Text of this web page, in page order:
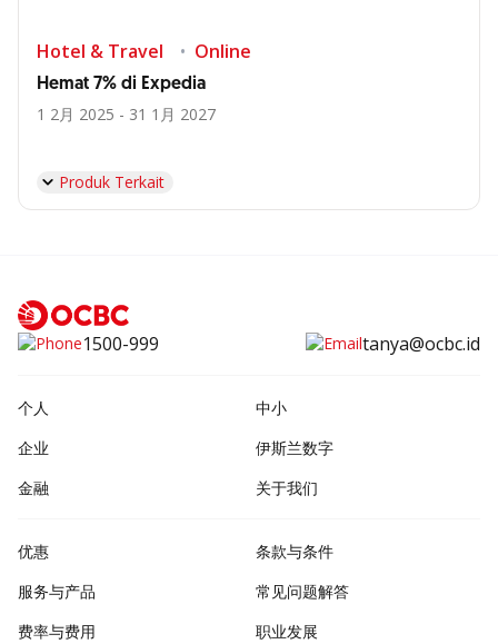
Hotel & Travel Online
Hemat 7% di Expedia
1 2月 2025 - 31 1月 2027
Produk Terkait
1500-999 tanya@ocbc.id
个人
中小
企业
伊斯兰数字
金融
关于我们
优惠
服务与产品
费率与费用
条款与条件
常见问题解答
职业发展